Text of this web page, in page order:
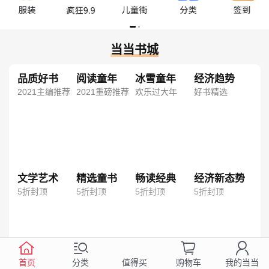
当当书城
品质好书
2021主编推荐
阅读童年
2021重磅推荐
冰雪童年
欢乐过大年
经济趋势
好书精选
文学艺术
5折封顶
精选童书
5折封顶
畅读经典
5折封顶
经济新态势
5折封顶
首页 分类 值得买 购物车 我的当当